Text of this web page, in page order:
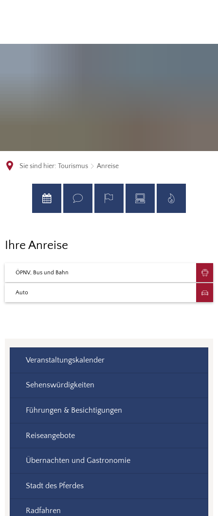
Sie sind hier: Tourismus Anreise
Anreise
Ihre Anreise
ÖPNV, Bus und Bahn
Auto
Veranstaltungskalender
Sehenswürdigkeiten
Führungen & Besichtigungen
Reiseangebote
Übernachten und Gastronomie
Stadt des Pferdes
Radfahren